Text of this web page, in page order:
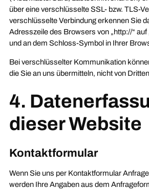
über eine verschlüsselte SSL- bzw. TLS-
verschlüsselte Verbindung erkennen Sie
Adresszeile des Browsers von „http://“
und an dem Schloss-Symbol in Ihrer
Bei verschlüsselter Kommunikation
die Sie an uns übermitteln, nicht von
4.
dieser Website
Kontaktformular
Wenn Sie uns per Kontaktformular
werden Ihre Angaben aus dem